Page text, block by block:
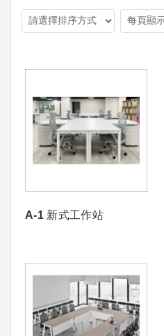
A-1 新式工作站